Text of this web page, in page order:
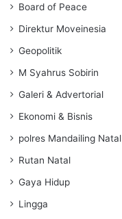
Board of Peace
Direktur Moveinesia
Geopolitik
M Syahrus Sobirin
Galeri & Advertorial
Ekonomi & Bisnis
polres Mandailing Natal
Rutan Natal
Gaya Hidup
Lingga